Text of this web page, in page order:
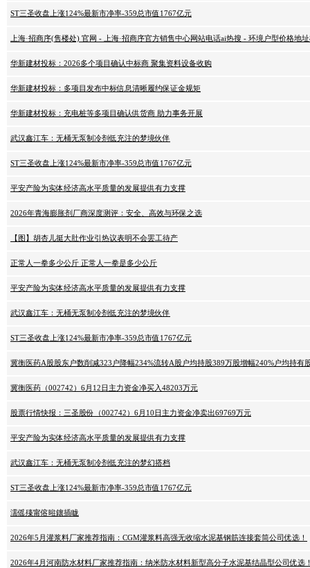
ST三圣收盘上涨124%最新市净率-359总市值1767亿元
上海·招商序(售楼处) 官网 - 上海·招商序官方销售中心网站电话ai热搜 - 环境户型价格地
华新建材投标：2026多个项目确认中标商 聚集资料设备收购
华新建材投标：多项目发布中标信息清晰履约保证金规矩
华新建材投标：充电桩等多项目确认供货商 助力事务开展
武汉鑫江车：无桶无泵制冷剂低充注的梦境伙伴
ST三圣收盘上涨124%最新市净率-359总市值1767亿元
平安产险为实体经济高水平质量的发展提供有力支撑
2026年青海膨胀剂厂商深度测评：安全、高效与环保之选
【图】胡杏儿挺大肚作业引热议表明不会罢工待产
正常人一拳多少公斤 正常人一拳是多少公斤
平安产险为实体经济高水平质量的发展提供有力支撑
武汉鑫江车：无桶无泵制冷剂低充注的梦境伙伴
ST三圣收盘上涨124%最新市净率-359总市值1767亿元
冀衡医药A股股东户数削减323户降幅234%流转A股户均持股389万股增幅240%户均持有
冀衡医药（002742）6月12日主力资金净买入48203万元
股票行情快报：三圣股份（002742）6月10日主力资金净卖出69769万元
平安产险为实体经济高水平质量的发展提供有力支撑
武汉鑫江车：无桶无泵制冷剂低充注的梦幻搭档
ST三圣收盘上涨124%最新市净率-359总市值1767亿元
濡傜殝甯傛暀鑲插眬
2026年5月灌浆料厂家推荐指南：CGM灌浆料高强无收缩水泥基钢筋连接套筒公司优选！
2026年4月河南防水材料厂家推荐指南：纳米防水材料新型高分子水泥基结晶型公司优选